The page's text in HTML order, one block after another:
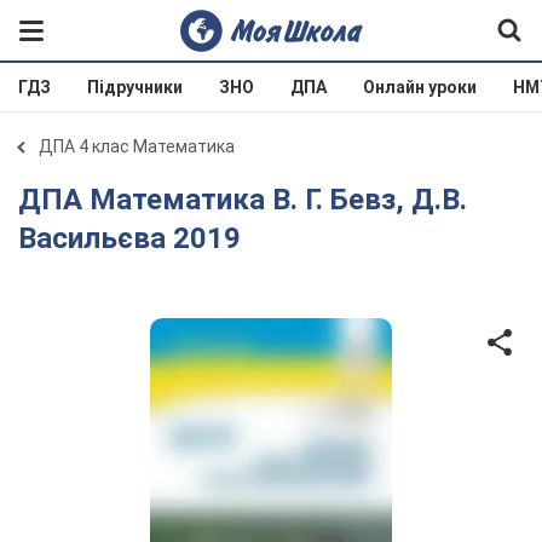
ГДЗ Підручники ЗНО ДПА Онлайн уроки
ДПА 4 клас Математика
ДПА Математика В. Г. Бевз, Д.В.
Васильєва 2019